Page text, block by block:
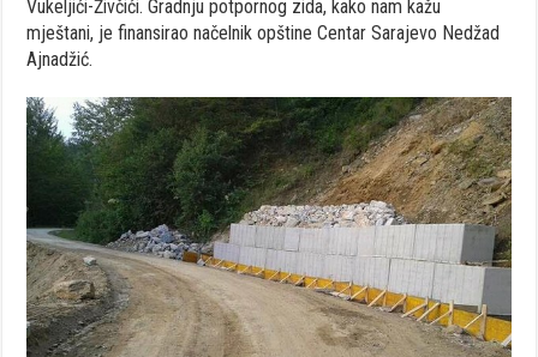
Vukeljići-Živčići. Gradnju potpornog zida, kako nam kažu
mještani, je finansirao načelnik opštine Centar Sarajevo Nedžad
Ajnadžić.